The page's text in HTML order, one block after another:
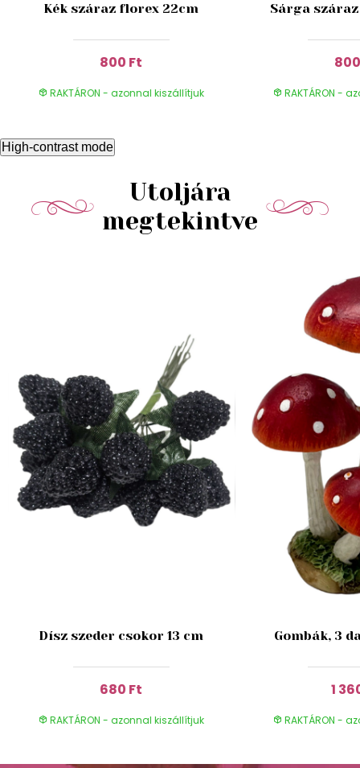
Kék száraz florex 22cm
800 Ft
RAKTÁRON - azonnal kiszállítjuk
Sárga
RAKTÁRON -
High-contrast mode
Utoljára
megtekintve
Dísz szeder csokor 13 cm
680 Ft
RAKTÁRON - azonnal kiszállítjuk
Gombák, 3
1
RAKTÁRON -